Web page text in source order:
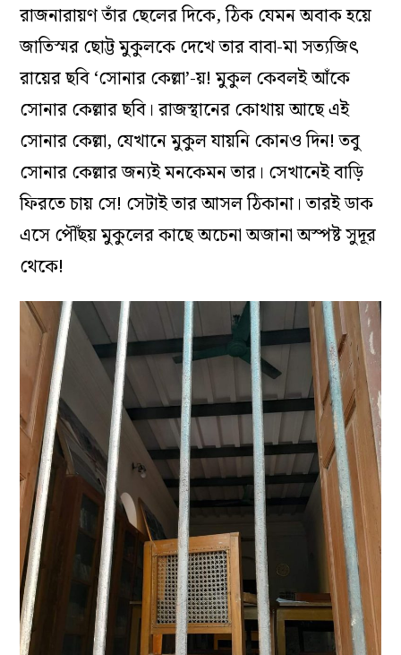
রাজনারায়ণ তাঁর ছেলের দিকে, ঠিক যেমন অবাক হয়ে
জাতিস্মর ছোট্ট মুকুলকে দেখে তার বাবা-মা সত্যজিৎ
রায়ের ছবি ‘সোনার কেল্লা’-য়! মুকুল কেবলই আঁকে
সোনার কেল্লার ছবি। রাজস্থানের কোথায় আছে এই
সোনার কেল্লা, যেখানে মুকুল যায়নি কোনও দিন! তবু
সোনার কেল্লার জন্যই মনকেমন তার। সেখানেই বাড়ি
ফিরতে চায় সে! সেটাই তার আসল ঠিকানা। তারই ডাক
এসে পৌঁছয় মুকুলের কাছে অচেনা অজানা অস্পষ্ট সুদূর
থেকে!